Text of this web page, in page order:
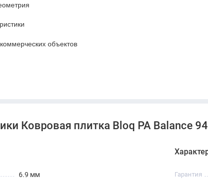
объектов
акустический комфорт и строгий универсальный
Ковровая плитка Bloq PA Balance
6.9 мм Гарантия